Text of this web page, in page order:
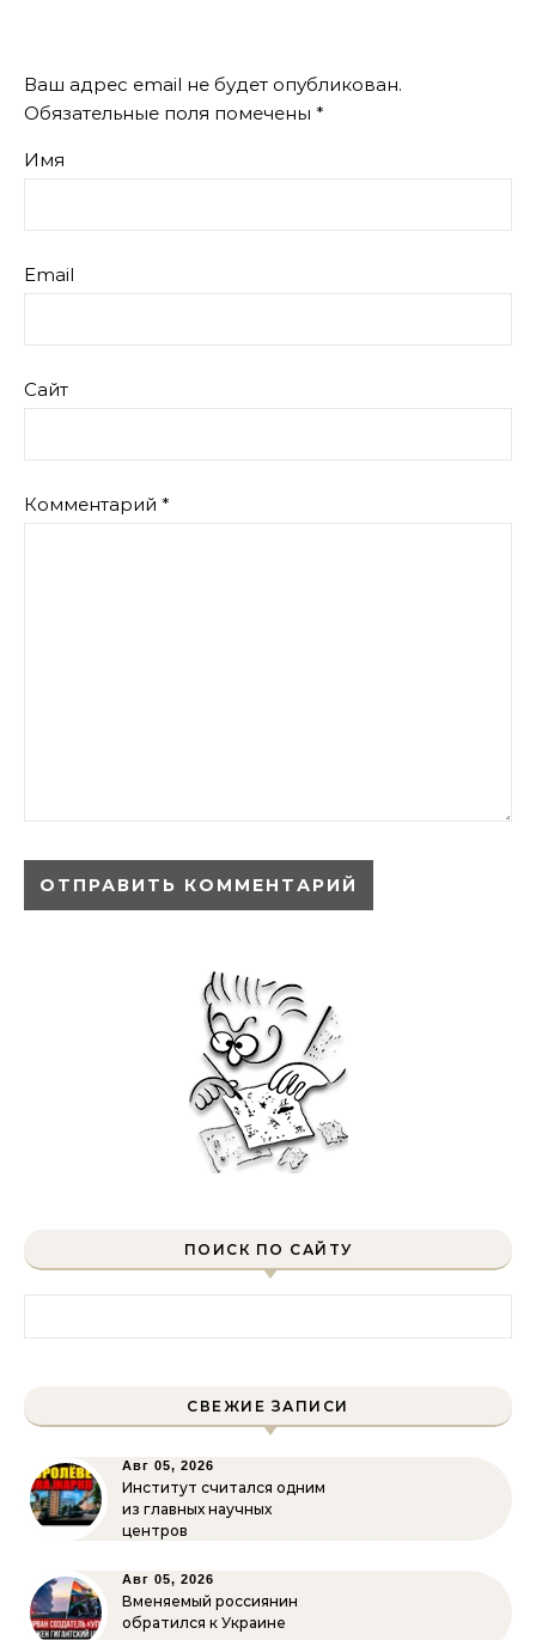
Ваш адрес email не будет опубликован.
Обязательные поля помечены *
Имя
Email
Сайт
Комментарий *
ПОИСК ПО САЙТУ
СВЕЖИЕ ЗАПИСИ
Авг 05, 2026
Институт считался одним
из главных научных
центров
Авг 05, 2026
Вменяемый россиянин
обратился к Украине